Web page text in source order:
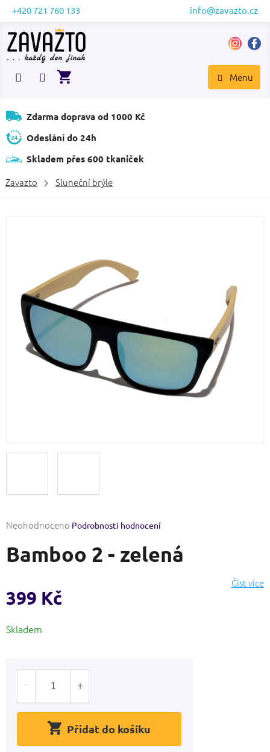
Přejít
obsah
+420 721 760 133 info@zavazto.cz
NÁKUPNÍ
Zdarma doprava od 1000 Kč
Odeslání do 24h
Skladem přes 600 tkaniček
Zavazto Sluneční brýle
Průměrné
produktu
je
5
hvězdiček.
Neohodnoceno Podrobnosti hodnocení
Bamboo 2 - zelená
Číst více
399 Kč
cena:
Skladem
Přidat do košíku